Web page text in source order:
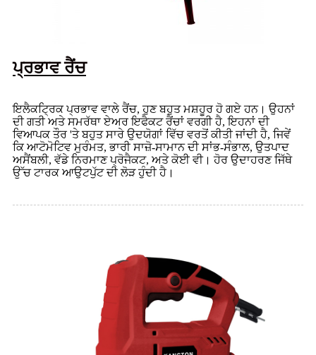
ਪ੍ਰਭਾਵ ਰੈਂਚ
ਇਲੈਕਟ੍ਰਿਕ ਪ੍ਰਭਾਵ ਵਾਲੇ ਰੈਂਚ, ਹੁਣ ਬਹੁਤ ਮਸ਼ਹੂਰ ਹੋ ਗਏ ਹਨ। ਉਹਨਾਂ
ਦੀ ਗਤੀ ਅਤੇ ਸਮਰੱਥਾ ਏਅਰ ਇਫੈਕਟ ਰੈਂਚਾਂ ਵਰਗੀ ਹੈ, ਇਹਨਾਂ ਦੀ
ਵਿਆਪਕ ਤੌਰ 'ਤੇ ਬਹੁਤ ਸਾਰੇ ਉਦਯੋਗਾਂ ਵਿੱਚ ਵਰਤੋਂ ਕੀਤੀ ਜਾਂਦੀ ਹੈ, ਜਿਵੇਂ
ਕਿ ਆਟੋਮੋਟਿਵ ਮੁਰੰਮਤ, ਭਾਰੀ ਸਾਜ਼ੋ-ਸਾਮਾਨ ਦੀ ਸਾਂਭ-ਸੰਭਾਲ, ਉਤਪਾਦ
ਅਸੈਂਬਲੀ, ਵੱਡੇ ਨਿਰਮਾਣ ਪ੍ਰੋਜੈਕਟ, ਅਤੇ ਕੋਈ ਵੀ। ਹੋਰ ਉਦਾਹਰਣ ਜਿੱਥੇ
ਉੱਚ ਟਾਰਕ ਆਉਟਪੁੱਟ ਦੀ ਲੋੜ ਹੁੰਦੀ ਹੈ।